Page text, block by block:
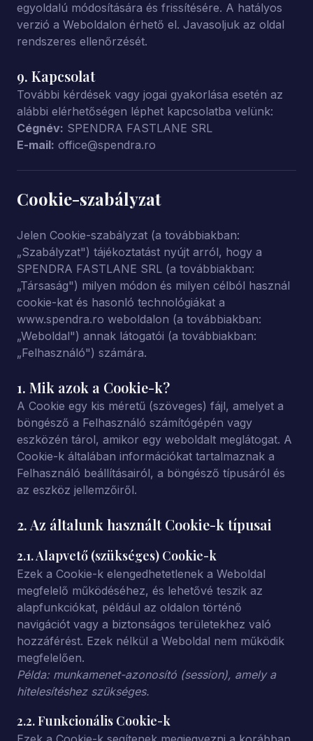
egyoldalú módosítására és frissítésére. A hatályos
verzió a Weboldalon érhető el. Javasoljuk az oldal
rendszeres ellenőrzését.
9. Kapcsolat
További kérdések vagy jogai gyakorlása esetén az
alábbi elérhetőségen léphet kapcsolatba velünk:
Cégnév: SPENDRA FASTLANE SRL
E-mail: office@spendra.ro
Cookie-szabályzat
Jelen Cookie-szabályzat (a továbbiakban:
„Szabályzat") tájékoztatást nyújt arról, hogy a
SPENDRA FASTLANE SRL (a továbbiakban:
„Társaság") milyen módon és milyen célból használ
cookie-kat és hasonló technológiákat a
www.spendra.ro weboldalon (a továbbiakban:
„Weboldal") annak látogatói (a továbbiakban:
„Felhasználó") számára.
1. Mik azok a Cookie-k?
A Cookie egy kis méretű (szöveges) fájl, amelyet a
böngésző a Felhasználó számítógépén vagy
eszközén tárol, amikor egy weboldalt meglátogat. A
Cookie-k általában információkat tartalmaznak a
Felhasználó beállításairól, a böngésző típusáról és
az eszköz jellemzőiről.
2. Az általunk használt Cookie-k típusai
2.1. Alapvető (szükséges) Cookie-k
Ezek a Cookie-k elengedhetetlenek a Weboldal
megfelelő működéséhez, és lehetővé teszik az
alapfunkciókat, például az oldalon történő
navigációt vagy a biztonságos területekhez való
hozzáférést. Ezek nélkül a Weboldal nem működik
megfelelően.
Példa: munkamenet-azonosító (session), amely a
hitelesítéshez szükséges.
2.2. Funkcionális Cookie-k